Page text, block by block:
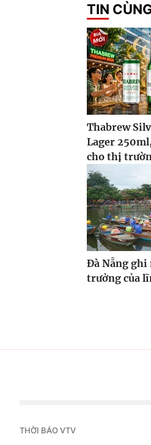
TIN
Thabrew
Lager
cho thị
Đà Nẵng ghi
trưởng của
THỜI BÁO VTV